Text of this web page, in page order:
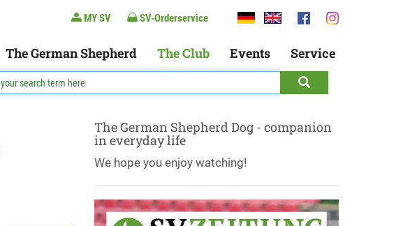
MY SV SV-Orderservice
The German Shepherd The Club Events Service
The German Shepherd Dog - companion
in everyday life
We hope you enjoy watching!